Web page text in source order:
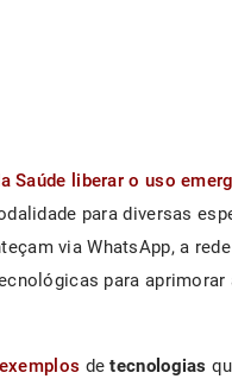
Saúde liberar o uso
para diversas
via WhatsApp, a
para aprimorar
detecnologias